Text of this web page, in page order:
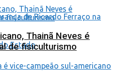
Thainã Neves é
de fisiculturismo